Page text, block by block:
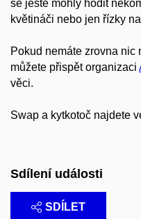
se ještě mohly hodit
květináči nebo jen řízky
Pokud nemáte zrovna nic
můžete přispět organizaci
věci.
Swap a kytkotoč najdete
Sdílení události
SDÍLET